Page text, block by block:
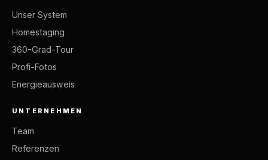
Unser System
Homestaging
360-Grad-Tour
Profi-Fotos
Energieausweis
UNTERNEHMEN
Team
Referenzen